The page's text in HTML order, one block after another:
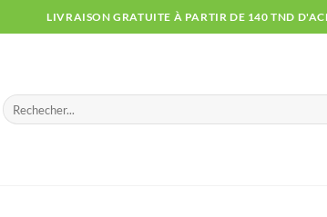
LIVRAISON GRATUITE À PARTIR DE 140 TND
Recherche
pour :